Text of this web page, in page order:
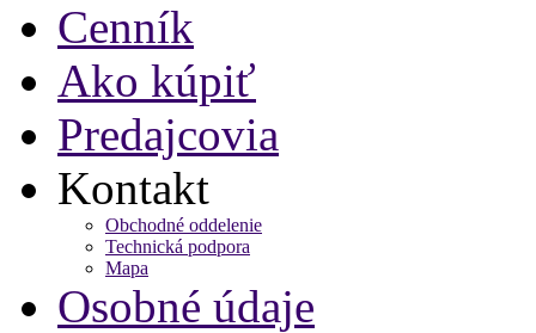
Cenník
Ako kúpiť
Predajcovia
Kontakt
Obchodné oddelenie
Technická podpora
Mapa
Osobné údaje